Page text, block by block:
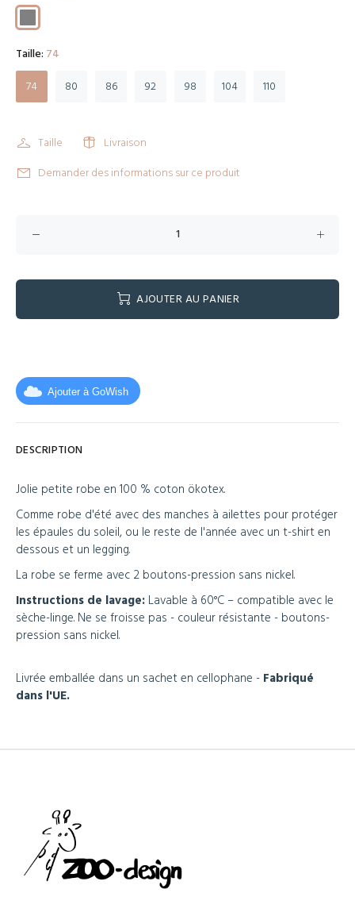
Taille: 74
74
80 86 92 98 104 110
Taille
Livraison
Demander des informations sur ce produit
AJOUTER AU PANIER
Ajouter à GoWish
DESCRIPTION
Jolie petite robe en 100 % coton ökotex.
Comme robe d'été avec des manches à ailettes pour protéger
les épaules du soleil, ou le reste de l'année avec un t-shirt en
dessous et un legging.
La robe se ferme avec 2 boutons-pression sans nickel.
Instructions de lavage: Lavable à 60°C – compatible avec le
sèche-linge. Ne se froisse pas - couleur résistante - boutons-
pression sans nickel.
Livrée emballée dans un sachet en cellophane - Fabriqué
dans l'UE.